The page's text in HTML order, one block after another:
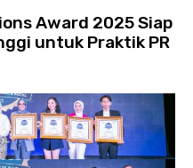
Award 2025 Siap
untuk Praktik PR